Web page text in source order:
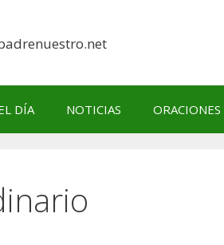
DÍA NOTICIAS ORACIONES